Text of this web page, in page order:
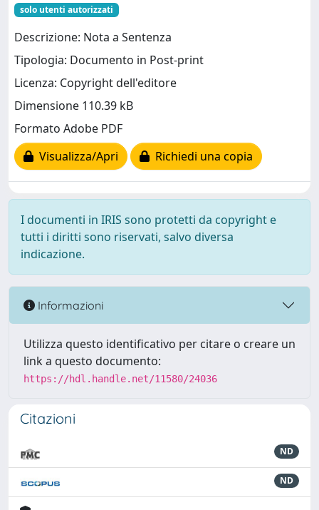
solo utenti autorizzati
Descrizione: Nota a Sentenza
Tipologia: Documento in Post-print
Licenza: Copyright dell'editore
Dimensione 110.39 kB
Formato Adobe PDF
Visualizza/Apri
Richiedi una copia
I documenti in IRIS sono protetti da copyright e
tutti i diritti sono riservati, salvo diversa
indicazione.
Informazioni
Utilizza questo identificativo per citare o creare un
link a questo documento:
https://hdl.handle.net/11580/24036
Citazioni
ND
ND